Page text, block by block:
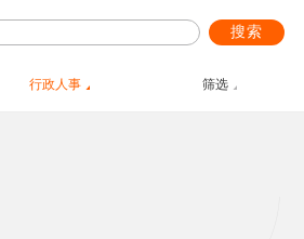
搜索
行政人事 筛选